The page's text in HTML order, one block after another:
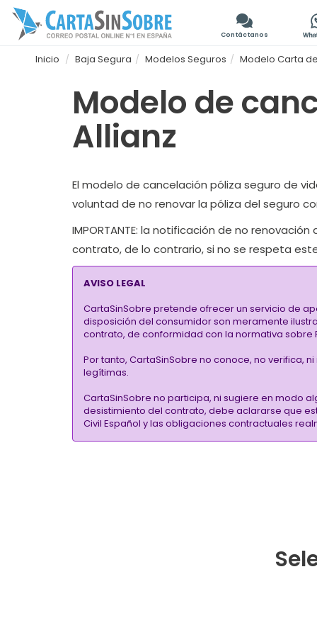
Contáctanos
Inicio Baja Segura Modelos Seguros Modelo Carta
Modelo de
Allianz
El modelo de cancelación póliza seguro de
voluntad de no renovar la póliza del seguro
IMPORTANTE: la notificación de no
contrato, de lo contrario, si no se respeta
AVISO LEGAL
CartaSinSobre pretende ofrecer un servicio de
disposición del consumidor son meramente
contrato, de conformidad con la normativa sobre
Por tanto, CartaSinSobre no conoce, no verifica,
legítimas.
CartaSinSobre no participa, ni sugiere en modo
desistimiento del contrato, debe aclararse que
Civil Español y las obligaciones contractuales